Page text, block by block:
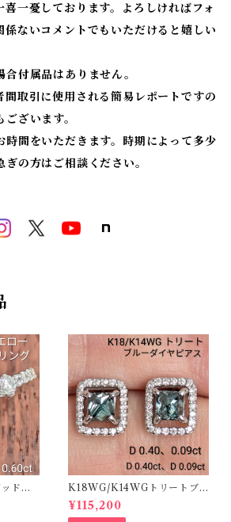
喜一憂しております。よろしければフォ
係ないコメントでもいただけると嬉しい
付属品はありません。
間取引に使用される簡易レポートですの
ざいます。
時間をいただきます。時期によって多少
の方はご相談ください。
ドオ
リン
PR
K18WG/K14WGトリートブ
ルーダイヤピアス 【PRO20
8939】
¥115,200